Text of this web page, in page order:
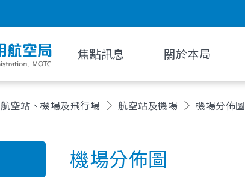
焦點訊息 關於本局
航空站、機場及飛行場 航空站及機場 機場分佈圖
機場分佈圖